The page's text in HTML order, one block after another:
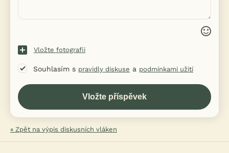
Vložte fotografii
Souhlasím s pravidly diskuse a podmínkami užití
« Zpět na výpis diskusních vláken